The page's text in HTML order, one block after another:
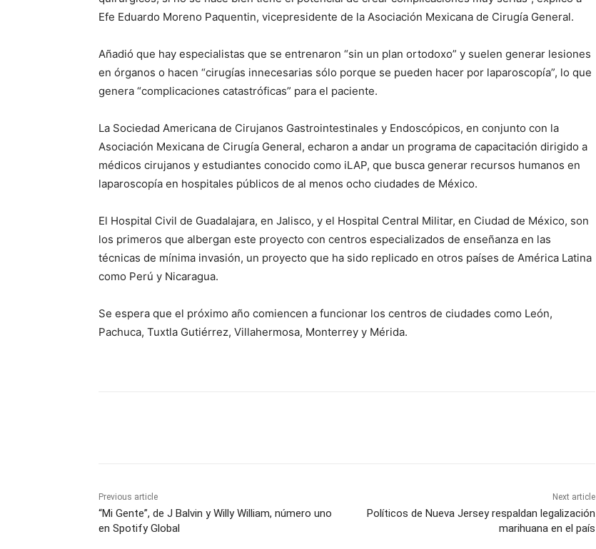
Efe Eduardo Moreno Paquentin, vicepresidente de la Asociación Mexicana de Cirugía General.
Añadió que hay especialistas que se entrenaron “sin un plan ortodoxo” y suelen generar lesiones
en órganos o hacen “cirugías innecesarias sólo porque se pueden hacer por laparoscopía”, lo que
genera “complicaciones catastróficas” para el paciente.
La Sociedad Americana de Cirujanos Gastrointestinales y Endoscópicos, en conjunto con la
Asociación Mexicana de Cirugía General, echaron a andar un programa de capacitación dirigido a
médicos cirujanos y estudiantes conocido como iLAP, que busca generar recursos humanos en
laparoscopía en hospitales públicos de al menos ocho ciudades de México.
El Hospital Civil de Guadalajara, en Jalisco, y el Hospital Central Militar, en Ciudad de México, son
los primeros que albergan este proyecto con centros especializados de enseñanza en las
técnicas de mínima invasión, un proyecto que ha sido replicado en otros países de América Latina
como Perú y Nicaragua.
Se espera que el próximo año comiencen a funcionar los centros de ciudades como León,
Pachuca, Tuxtla Gutiérrez, Villahermosa, Monterrey y Mérida.
Previous article
“Mi Gente”, de J Balvin y Willy William, número uno
en Spotify Global
Next article
Políticos de Nueva Jersey respaldan legalización
marihuana en el país